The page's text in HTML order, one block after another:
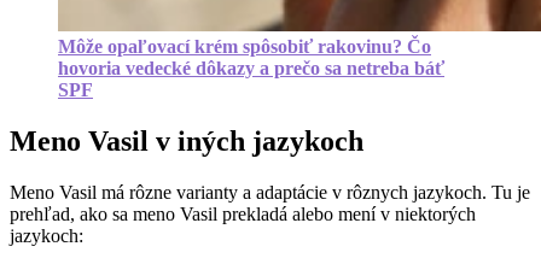
Môže opaľovací krém spôsobiť rakovinu? Čo
hovoria vedecké dôkazy a prečo sa netreba báť
SPF
Meno Vasil v iných jazykoch
Meno Vasil má rôzne varianty a adaptácie v rôznych jazykoch. Tu je
prehľad, ako sa meno Vasil prekladá alebo mení v niektorých
jazykoch: